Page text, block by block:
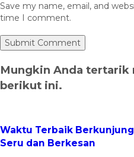
Save my name, email, and
time I comment.
Mungkin Anda tertarik
berikut ini.
Waktu Terbaik
Seru dan Berkesan